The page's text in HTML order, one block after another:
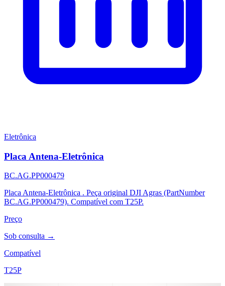
Eletrônica
Placa Antena-Eletrônica
BC.AG.PP000479
Placa Antena-Eletrônica . Peça original DJI Agras (PartNumber
BC.AG.PP000479). Compatível com T25P.
Preço
Sob consulta →
Compatível
T25P